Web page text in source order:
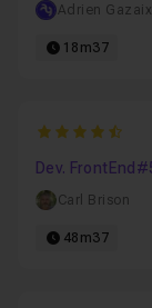
Adrien Gazaix
18m37
4.75
Dev.
Carl Brison
48m37